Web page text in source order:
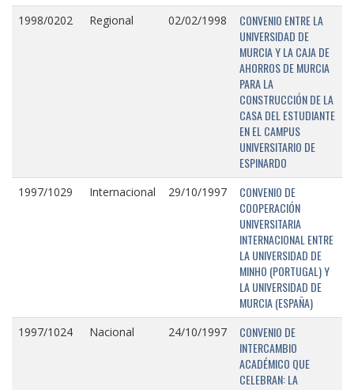
1998/0202 Regional 02/02/1998
CONVENIO ENTRE LA
UNIVERSIDAD DE
MURCIA Y LA CAJA DE
AHORROS DE MURCIA
PARA LA
CONSTRUCCIÓN DE LA
CASA DEL ESTUDIANTE
EN EL CAMPUS
UNIVERSITARIO DE
ESPINARDO
1997/1029 Internacional 29/10/1997
CONVENIO DE
COOPERACIÓN
UNIVERSITARIA
INTERNACIONAL ENTRE
LA UNIVERSIDAD DE
MINHO (PORTUGAL) Y
LA UNIVERSIDAD DE
MURCIA (ESPAÑA)
1997/1024 Nacional 24/10/1997
CONVENIO DE
INTERCAMBIO
ACADÉMICO QUE
CELEBRAN: LA